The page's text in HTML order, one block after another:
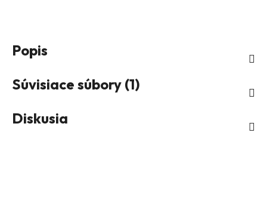
Popis
Súvisiace súbory (1)
Diskusia